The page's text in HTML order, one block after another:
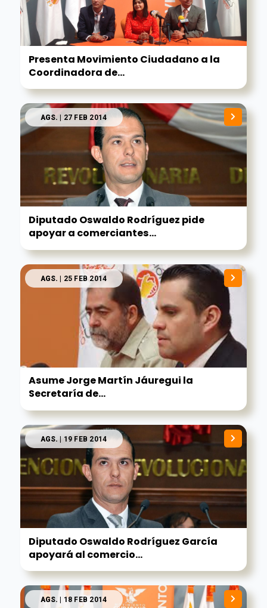
Presenta Movimiento Ciudadano a la
Coordinadora de...
AGS. | 27 FEB 2014
Diputado Oswaldo Rodríguez pide
apoyar a comerciantes...
AGS. | 25 FEB 2014
Asume Jorge Martín Jáuregui la
Secretaría de...
AGS. | 19 FEB 2014
Diputado Oswaldo Rodríguez García
apoyará al comercio...
AGS. | 18 FEB 2014